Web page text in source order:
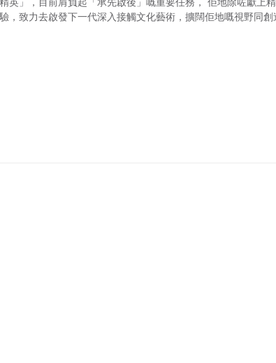
，致力去啟發下一代深入接觸文化藝術，擴闊佢地嘅視野同創